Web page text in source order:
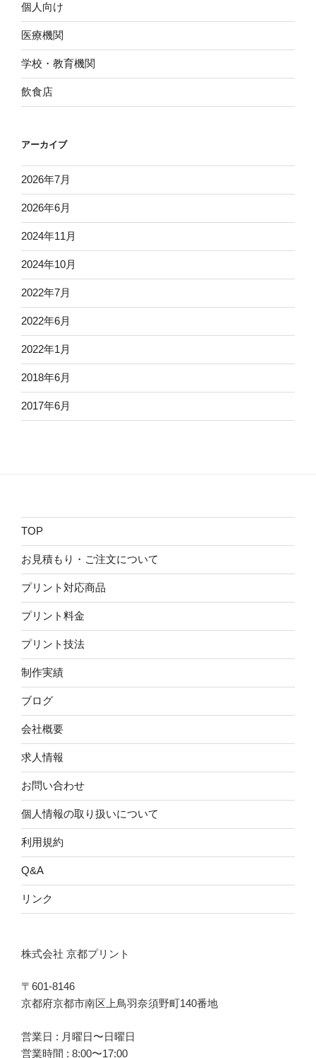
個人向け
医療機関
学校・教育機関
飲食店
アーカイブ
2026年7月
2026年6月
2024年11月
2024年10月
2022年7月
2022年6月
2022年1月
2018年6月
2017年6月
TOP
お見積もり・ご注文について
プリント対応商品
プリント料金
プリント技法
制作実績
ブログ
会社概要
求人情報
お問い合わせ
個人情報の取り扱いについて
利用規約
Q&A
リンク
株式会社 京都プリント
〒601-8146
京都府京都市南区上鳥羽奈須野町140番地
営業日 : 月曜日〜日曜日
営業時間 : 8:00〜17:00